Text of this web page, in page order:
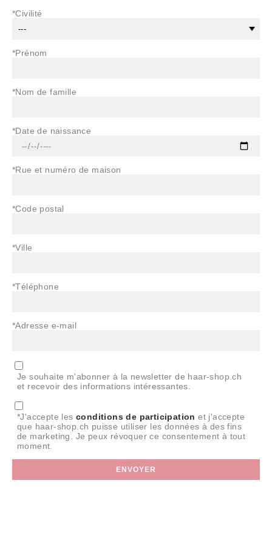
*Civilité
*Prénom
*Nom de famille
*Date de naissance
*Rue et numéro de maison
*Code postal
*Ville
*Téléphone
*Adresse e-mail
Je souhaite m'abonner à la newsletter de haar-shop.ch
et recevoir des informations intéressantes.
*J'accepte les conditions de participation et j'accepte
que haar-shop.ch puisse utiliser les données à des fins
de marketing. Je peux révoquer ce consentement à tout
moment.